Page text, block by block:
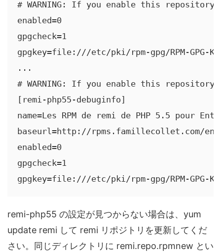
# WARNING: If you enable this
enabled=0
gpgcheck=1
gpgkey=file:///etc/pki/rpm-gpg/RPM-GPG-
...
# WARNING: If you enable this
[remi-php55-debuginfo]
name=Les RPM de remi de PHP 5.5 pour
baseurl=http://rpms.famillecollet.com/
enabled=0
gpgcheck=1
gpgkey=file:///etc/pki/rpm-gpg/RPM-GPG-
remi-php55 の設定が見つからない場合は、yum
update remi して remi リポジトリを更新してくだ
さい。同じディレクトリに remi.repo.rpmnew とい